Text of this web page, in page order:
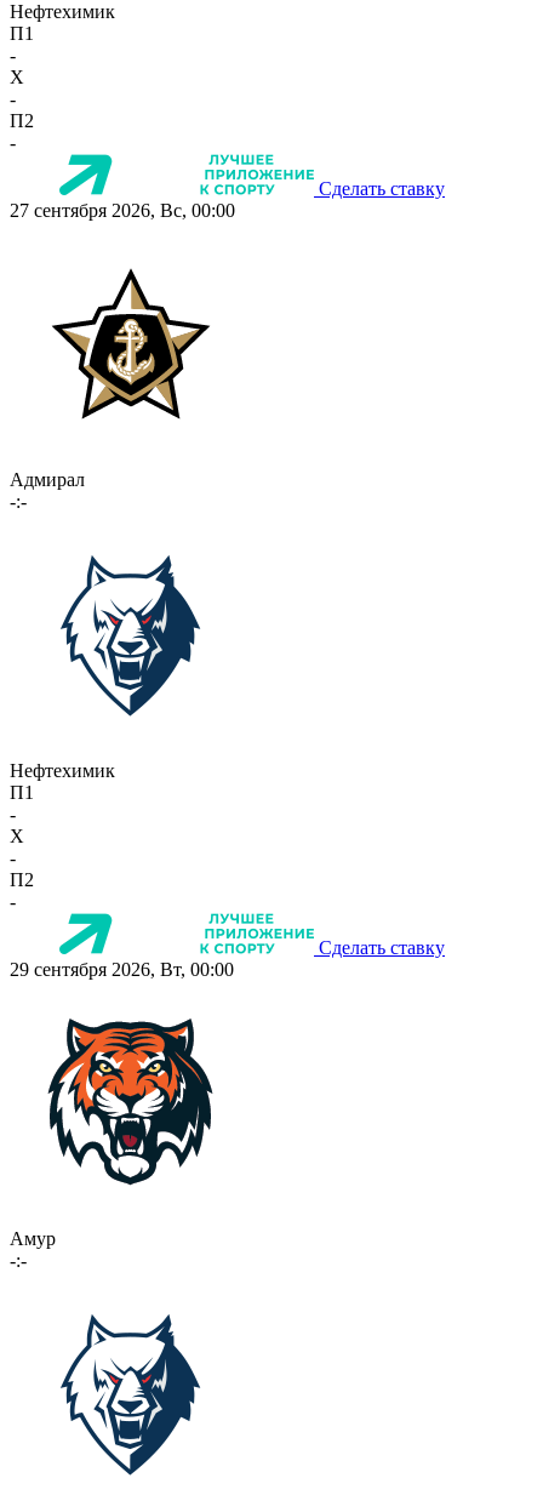
Нефтехимик
П1
-
X
-
П2
-
Сделать ставку
27 сентября 2026, Вс, 00:00
Адмирал
-:-
Нефтехимик
П1
-
X
-
П2
-
Сделать ставку
29 сентября 2026, Вт, 00:00
Амур
-:-